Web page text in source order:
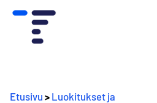
Etusivu > Luokitukset ja